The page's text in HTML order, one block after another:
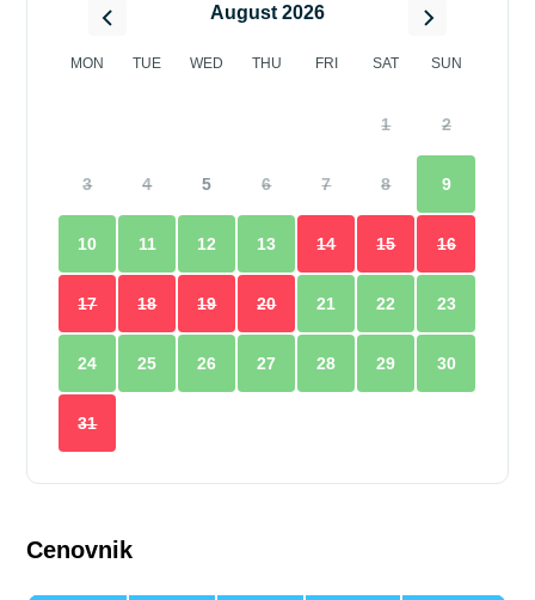
August 2026
MON TUE WED THU FRI SAT SUN
1 2
3 4 5 6 7 8 9
10 11 12 13 14 15 16
17 18 19 20 21 22 23
24 25 26 27 28 29 30
31
Cenovnik